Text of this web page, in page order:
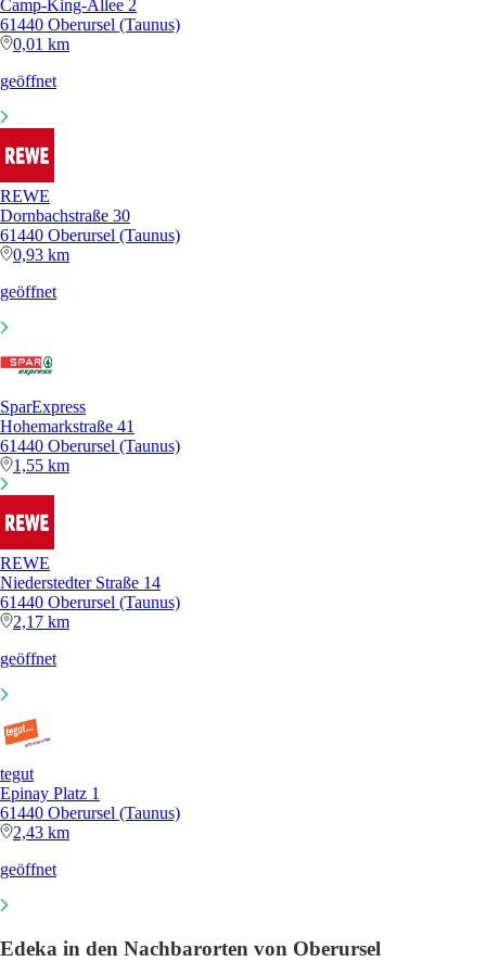
Camp-King-Allee 2
61440 Oberursel (Taunus)
0,01 km
geöffnet
REWE
Dornbachstraße 30
61440 Oberursel (Taunus)
0,93 km
geöffnet
SparExpress
Hohemarkstraße 41
61440 Oberursel (Taunus)
1,55 km
REWE
Niederstedter Straße 14
61440 Oberursel (Taunus)
2,17 km
geöffnet
tegut
Epinay Platz 1
61440 Oberursel (Taunus)
2,43 km
geöffnet
Edeka in den Nachbarorten von Oberursel